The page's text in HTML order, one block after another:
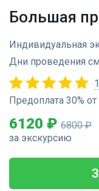
Большая
Индивидуальная
Дни проведения
Предоплата 30%
6120 ₽ 6800 ₽
за экскурсию